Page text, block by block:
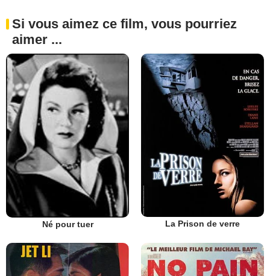
Si vous aimez ce film, vous pourriez
aimer ...
Né pour tuer La Prison de verre